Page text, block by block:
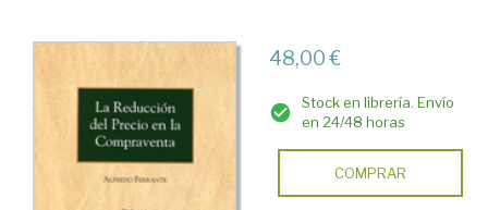
48,00 €
Stock en librería. Envío
en 24/48 horas
COMPRAR